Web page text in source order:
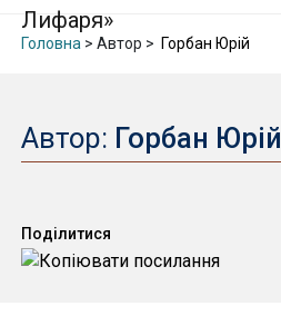
Головна > Автор > Горбан Юрій
Автор: Горбан Юрій
Поділитися